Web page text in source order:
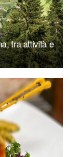
tra attività e